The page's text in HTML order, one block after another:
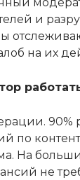
и
на их
90%
по
На
не